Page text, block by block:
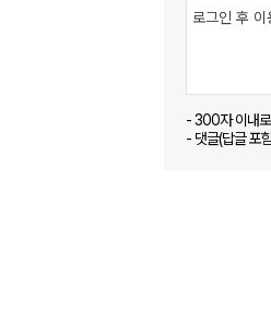
- 300자 이내
- 댓글(답글 포